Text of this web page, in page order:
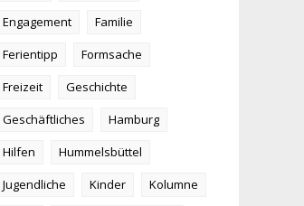
Engagement
Familie
Ferientipp
Formsache
Freizeit
Geschichte
Geschäftliches
Hamburg
Hilfen
Hummelsbüttel
Jugendliche
Kinder
Kolumne